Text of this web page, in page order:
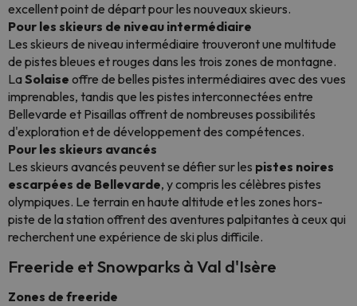
excellent point de départ pour les nouveaux skieurs.
Pour les skieurs de niveau intermédiaire
Les skieurs de niveau intermédiaire trouveront une multitude
de pistes bleues et rouges dans les trois zones de montagne.
LaSolaise offre de belles pistes intermédiaires avec des vues
imprenables, tandis que les pistes interconnectées entre
Bellevarde et Pisaillas offrent de nombreuses possibilités
d'exploration et de développement des compétences.
Pour les skieurs avancés
Les skieurs avancés peuvent se défier sur les pistes noires
escarpées de Bellevarde, y compris les célèbres pistes
olympiques. Le terrain en haute altitude et les zones hors-
piste de la station offrent des aventures palpitantes à ceux qui
recherchent une expérience de ski plus difficile.
Freeride et Snowparks à Val d'Isère
Zones de freeride